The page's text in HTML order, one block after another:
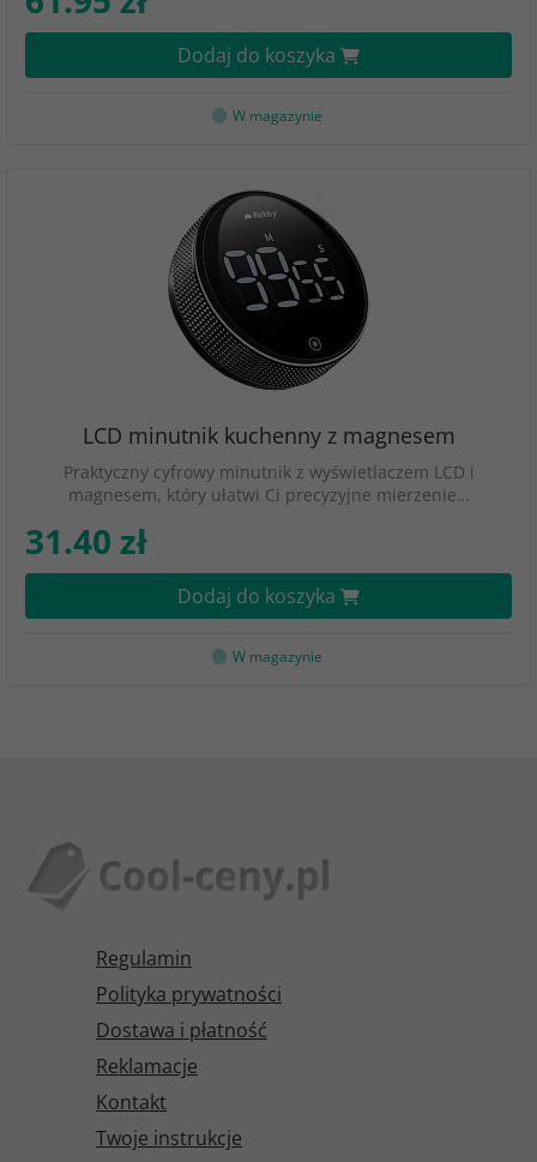
Dodaj do koszyka
W magazynie
LCD minutnik kuchenny z magnesem
Praktyczny cyfrowy minutnik z wyświetlaczem LCD i
magnesem, który ułatwi Ci precyzyjne mierzenie…
31.40 zł
Dodaj do koszyka
W magazynie
Regulamin
Polityka prywatności
Dostawa i płatność
Reklamacje
Kontakt
Twoje instrukcje